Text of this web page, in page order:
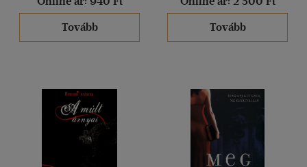
Tovább
Tovább